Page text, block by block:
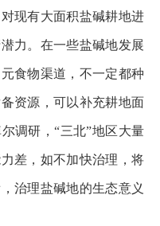
现有大面积盐碱耕地进
力。在一些盐碱地发展
食物渠道，不一定都种
资源，可以补充耕地面
调研，“三北”地区大量
差，如不加快治理，将
治理盐碱地的生态意义